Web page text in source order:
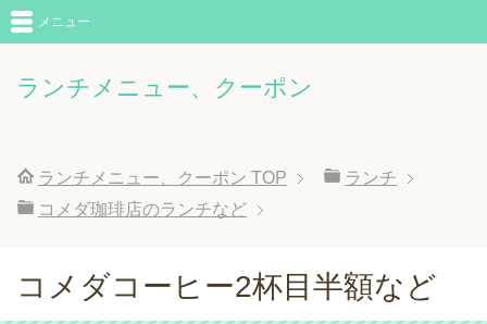
ランチメニュー、クーポン
メニュー
ランチメニュー、クーポン TOP
ランチ
コメダ珈琲店のランチなど
コメダコーヒー2杯目半額など